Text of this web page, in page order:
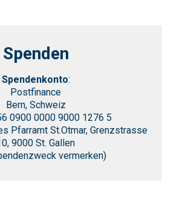
Spenden
Spendenkonto:
Postfinance
Bern, Schweiz
0900 0000 9000 1276 5
Pfarramt St.Otmar, Grenzstrasse
9000 St. Gallen
vermerken)